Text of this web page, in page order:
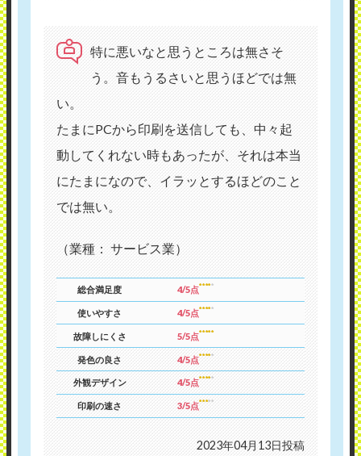
特に悪いなと思うところは無さそ
う。音もうるさいと思うほどでは無
い。
たまにPCから印刷を送信しても、中々起
動してくれない時もあったが、それは本当
にたまになので、イラッとするほどのこと
では無い。
（業種： サービス業）
総合満足度 4/5点
使いやすさ 4/5点
故障しにくさ 5/5点
発色の良さ 4/5点
外観デザイン 4/5点
印刷の速さ 3/5点
2023年04月13日投稿